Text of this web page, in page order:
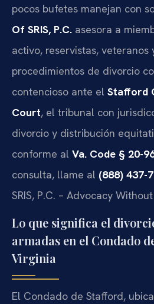
pocos bufetes manejan con
Of SRIS, P.C. asesora a
activo, reservistas, veteranos
procedimientos de divorcio
contencioso ante el Stafford
Court, el tribunal con
divorcio y distribución
conforme al Va. Code § 20-
consulta, llame al (888) 437-
SRIS, P.C. – Advocacy
Lo que significa el
armadas en el Condado
Virginia
El Condado de Stafford,